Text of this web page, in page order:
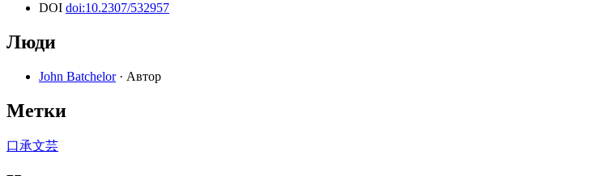
DOI doi:10.2307/532957
Люди
John Batchelor · Автор
Метки
口承文芸